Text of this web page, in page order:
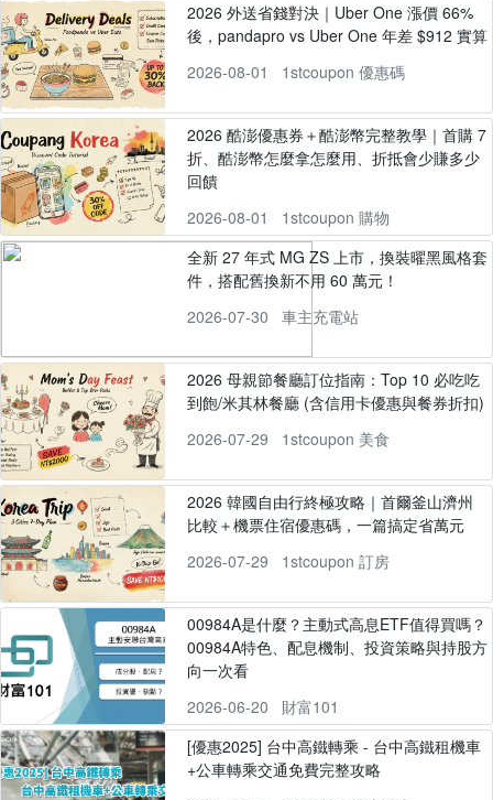
2026 外送省錢對決｜Uber One 漲價 66%
後，pandapro vs Uber One 年差 $912 實算
2026-08-01
1stcoupon 優惠碼
2026 酷澎優惠券＋酷澎幣完整教學｜首購 7
折、酷澎幣怎麼拿怎麼用、折抵會少賺多少
回饋
2026-08-01
1stcoupon 購物
全新 27 年式 MG ZS 上市，換裝曜黑風格套
件，搭配舊換新不用 60 萬元！
2026-07-30
車主充電站
2026 母親節餐廳訂位指南：Top 10 必吃吃
到飽/米其林餐廳 (含信用卡優惠與餐券折扣)
2026-07-29
1stcoupon 美食
2026 韓國自由行終極攻略｜首爾釜山濟州
比較＋機票住宿優惠碼，一篇搞定省萬元
2026-07-29
1stcoupon 訂房
00984A是什麼？主動式高息ETF值得買嗎？
00984A特色、配息機制、投資策略與持股方
向一次看
2026-06-20
財富101
[優惠2025] 台中高鐵轉乘 - 台中高鐵租機車
+公車轉乘交通免費完整攻略